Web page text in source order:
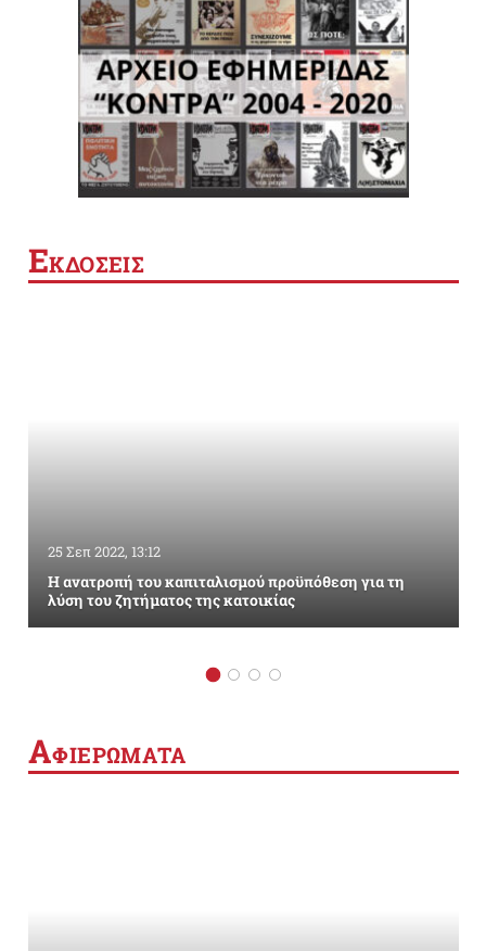
ΕΚΔΟΣΕΙΣ
25 Σεπ 2022, 13:12
Η ανατροπή του καπιταλισμού προϋπόθεση για τη
λύση του ζητήματος της κατοικίας
ΑΦΙΕΡΩΜΑΤΑ